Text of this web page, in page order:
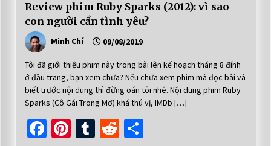
Review phim Ruby Sparks (2012): vì sao
con người cần tình yêu?
Minh Chí 09/08/2019
Tôi đã giới thiệu phim này trong bài lên kế hoạch tháng 8 đính
ở đầu trang, bạn xem chưa? Nếu chưa xem phim mà đọc bài và
biết trước nội dung thì đừng oán tôi nhé. Nội dung phim Ruby
Sparks (Cô Gái Trong Mơ) khá thú vị, IMDb […]
Facebook
Pinterest
Tumblr
RedditShare